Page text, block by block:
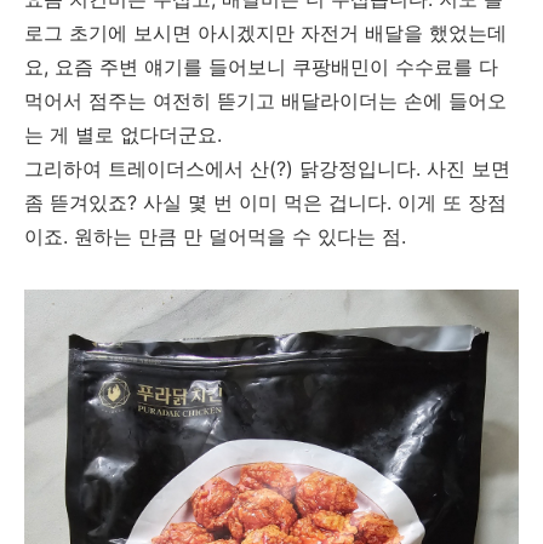
로그 초기에 보시면 아시겠지만 자전거 배달을 했었는데
요, 요즘 주변 얘기를 들어보니 쿠팡배민이 수수료를 다
먹어서 점주는 여전히 뜯기고 배달라이더는 손에 들어오
는 게 별로 없다더군요.
그리하여 트레이더스에서 산(?) 닭강정입니다. 사진 보면
좀 뜯겨있죠? 사실 몇 번 이미 먹은 겁니다. 이게 또 장점
이죠. 원하는 만큼 만 덜어먹을 수 있다는 점.